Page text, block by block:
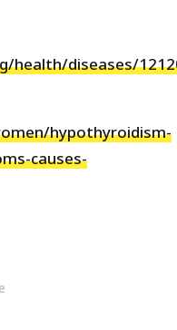
health/diseases/
hypothyroidism-
causes-